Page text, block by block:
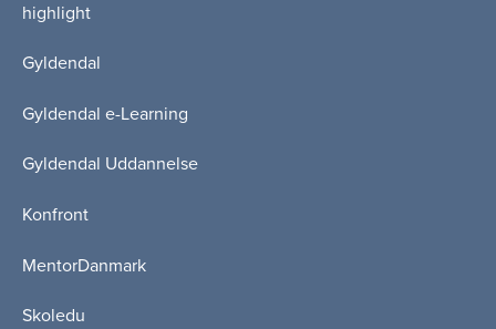
highlight
Gyldendal
Gyldendal e-Learning
Gyldendal Uddannelse
Konfront
MentorDanmark
Skoledu